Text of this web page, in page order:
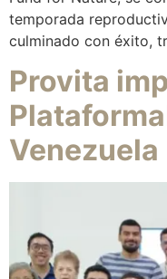
temporada
culminado con éxito,
Provita
Venezuela